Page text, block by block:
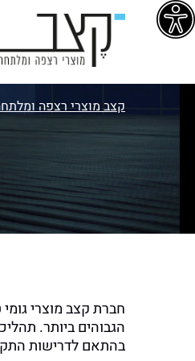
קצב מוצרי רצפה
חברת קצב מוצרי גומי טכניים (1987) בע”מ
הגבוהים ביותר.
בהתאם לדרישות